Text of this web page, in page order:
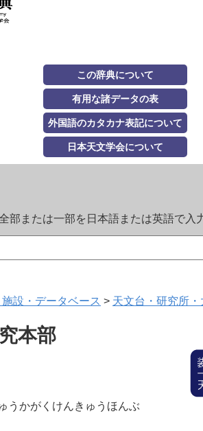
この辞典について
有用な諸データの表
外国語のカタカナ表記について
日本天文学会について
部または一部を日本語または英語で入
設・データベース > 天文台・研究所・
本部
うかがくけんきゅうほんぶ